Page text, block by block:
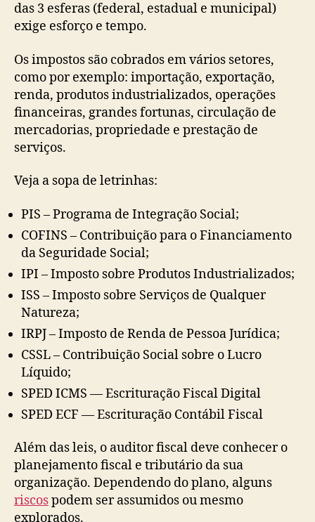
das 3 esferas (federal, estadual e municipal)
exige esforço e tempo.
Os impostos são cobrados em vários setores,
como por exemplo: importação, exportação,
renda, produtos industrializados, operações
financeiras, grandes fortunas, circulação de
mercadorias, propriedade e prestação de
serviços.
Veja a sopa de letrinhas:
PIS – Programa de Integração Social;
COFINS – Contribuição para o Financiamento
da Seguridade Social;
IPI – Imposto sobre Produtos Industrializados;
ISS – Imposto sobre Serviços de Qualquer
Natureza;
IRPJ – Imposto de Renda de Pessoa Jurídica;
CSSL – Contribuição Social sobre o Lucro
Líquido;
SPED ICMS — Escrituração Fiscal Digital
SPED ECF — Escrituração Contábil Fiscal
Além das leis, o auditor fiscal deve conhecer o
planejamento fiscal e tributário da sua
organização. Dependendo do plano, alguns
riscospodem ser assumidos ou mesmo
explorados.